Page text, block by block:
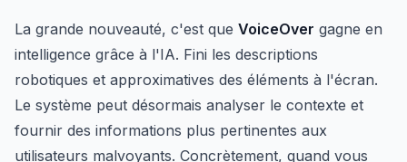
La grande nouveauté, c'est que VoiceOver gagne en
intelligence grâce à l'IA. Fini les descriptions
robotiques et approximatives des éléments à l'écran.
Le système peut désormais analyser le contexte et
fournir des informations plus pertinentes aux
utilisateurs malvoyants. Concrètement, quand vous